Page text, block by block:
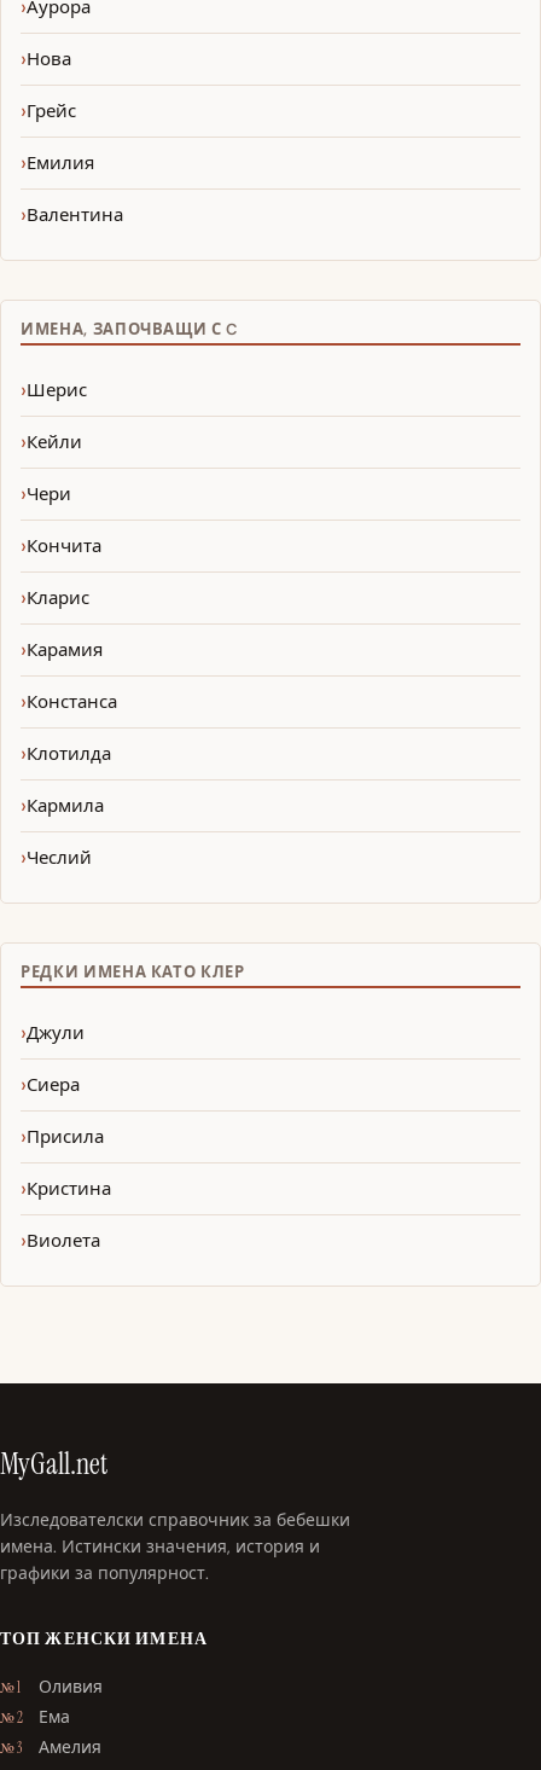
Аурора
Нова
Грейс
Емилия
Валентина
ИМЕНА, ЗАПОЧВАЩИ С C
Шерис
Кейли
Чери
Кончита
Кларис
Карамия
Констанса
Клотилда
Кармила
Чеслий
РЕДКИ ИМЕНА КАТО КЛЕР
Джули
Сиера
Присила
Кристина
Виолета
MyGall.net
Изследователски справочник за бебешки
имена. Истински значения, история и
графики за популярност.
ТОП ЖЕНСКИ ИМЕНА
№ 1 Оливия
№ 2 Ема
№ 3 Амелия